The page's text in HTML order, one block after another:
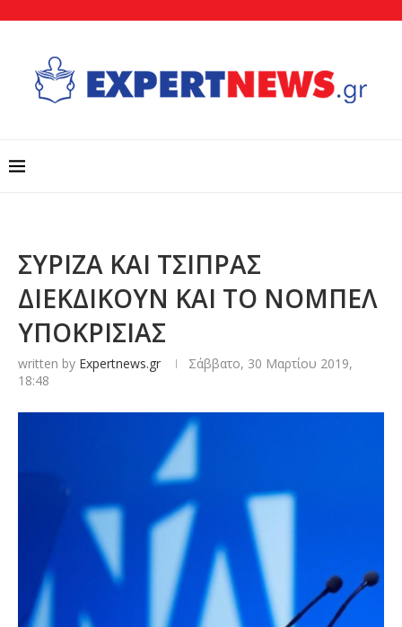
ΣΥΡΙΖΑ ΚΑΙ ΤΣΙΠΡΑΣ
ΔΙΕΚΔΙΚΟΥΝ ΚΑΙ ΤΟ ΝΟΜΠΕΛ
ΥΠΟΚΡΙΣΙΑΣ
written by Expertnews.gr
Σάββατο, 30 Μαρτίου 2019,
18:48